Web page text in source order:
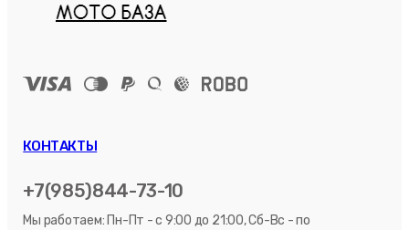
КОНТАКТЫ
+7(985)844-73-10
Мы работаем: Пн-Пт - с 9:00 до 21:00, Сб-Вс - по